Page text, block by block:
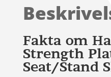
på
ømmels
er
Fakta om
Strength
Seat/Stand